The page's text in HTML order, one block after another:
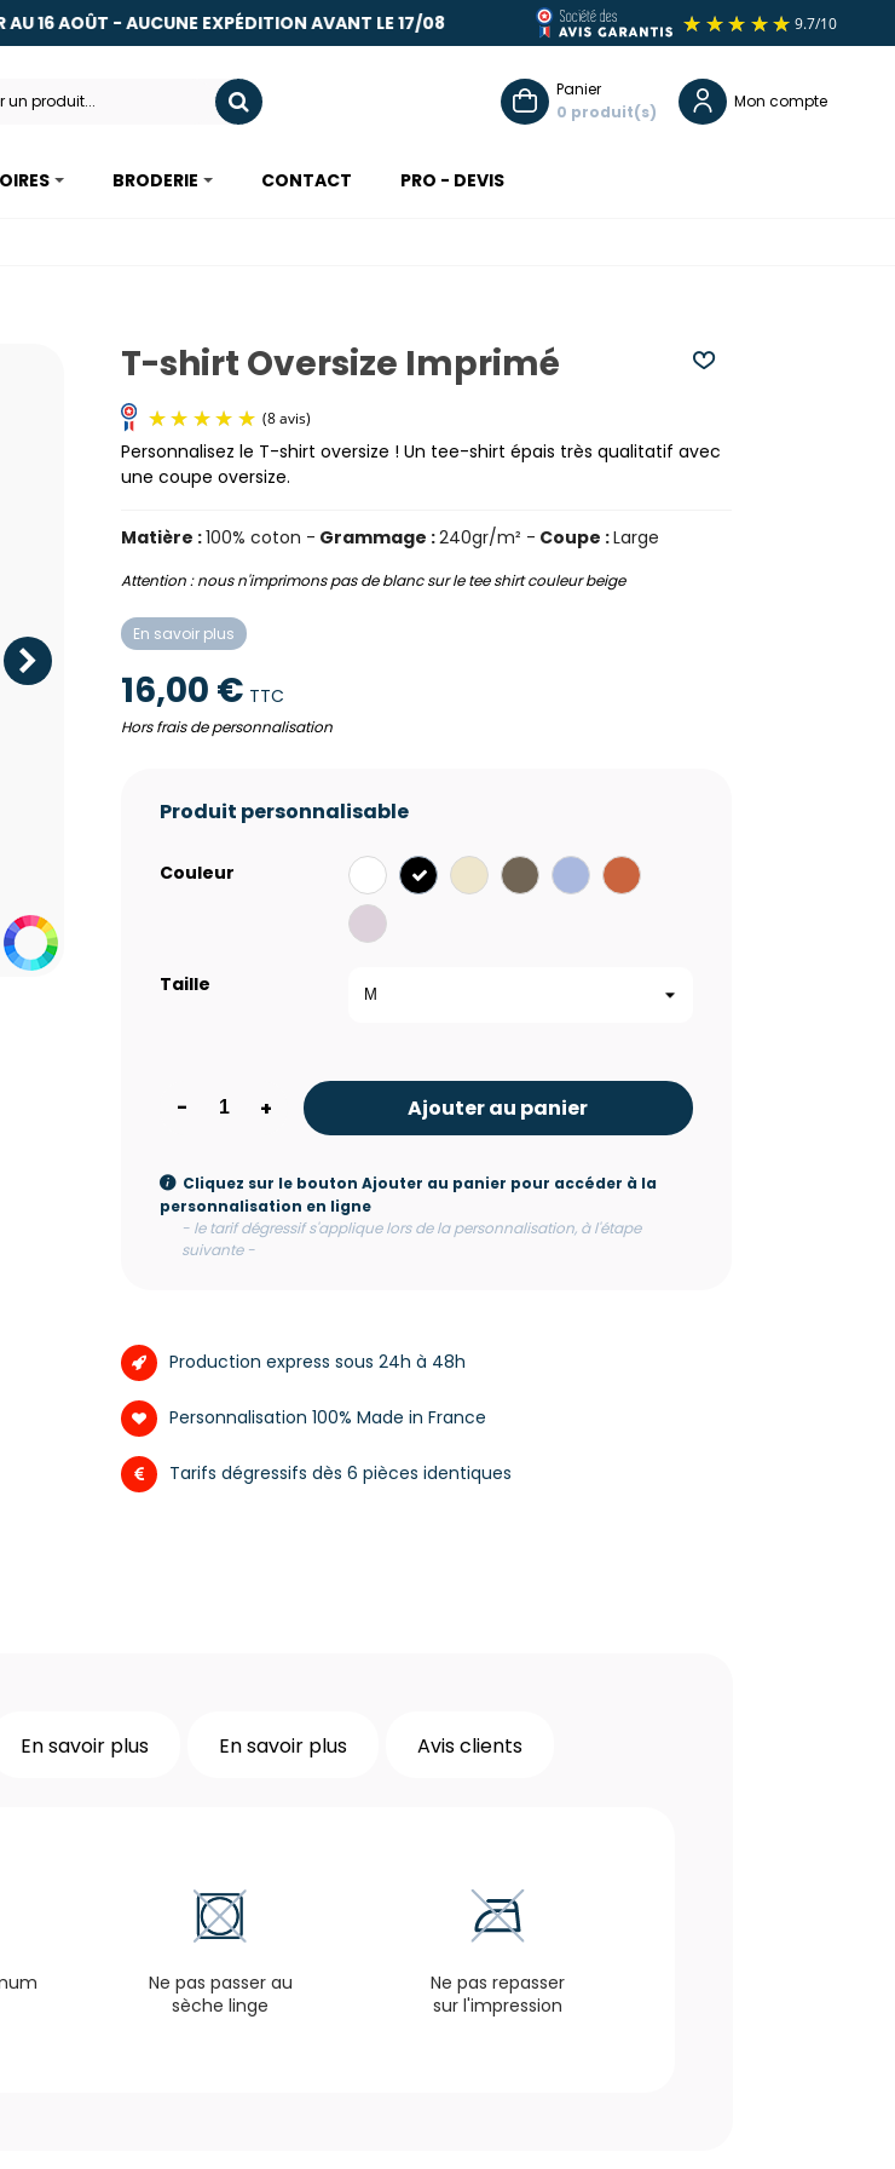
16 AOÛT - AUCUNE EXPÉDITION AVANT LE 17/08 COMMANDE EN LIGNE : LIVRAISON
Panier
0
Mon compte
BRODERIE CONTACT PRO - DEVIS
T-shirt Oversize Imprimé
Personnalisez le T-shirt oversize ! Un tee-shirt épais très qualitatif avec
une coupe oversize.
Matière :100% coton - Grammage :240gr/m² - Coupe :Large
Attention : nous n'imprimons pas de blanc sur le tee shirt couleur beige
En savoir plus
16,00 € TTC
Hors frais de personnalisation
Produit personnalisable
Couleur Blanc Noir Sand Olive Viola
Blue
Toffee
Lilac
Taille
- + Ajouter au panier
Cliquez sur le bouton Ajouter au panier pour accéder à la
personnalisation en ligne
- le tarif dégressif s'applique lors de la personnalisation, à l'étape
suivante -
Production express sous 24h à 48h
Personnalisation 100% Made in France
Tarifs dégressifs dès 6 pièces identiques
En savoir plus En savoir plus Avis clients
Ne pas passer au
sèche linge
Ne pas repasser
sur l'impression